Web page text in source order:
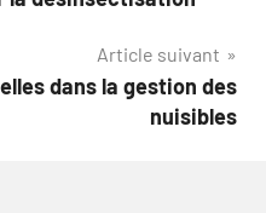
Article suivant
dans la gestion des
nuisibles